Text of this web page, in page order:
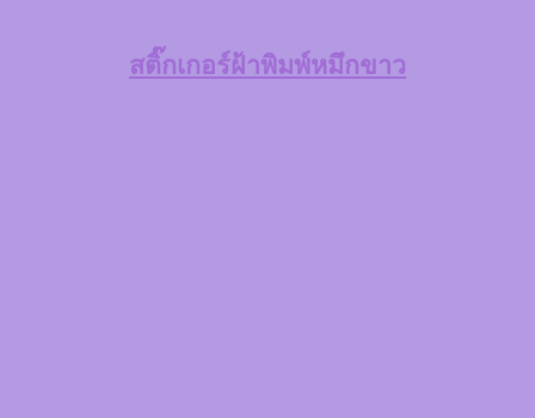
สติ๊กเกอร์ฝ้าพิมพ์หมึกขาว